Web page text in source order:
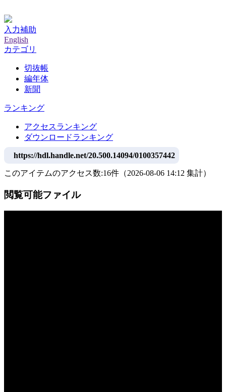
入力補助
English
カテゴリ
切抜帳
編年体
新聞
ランキング
アクセスランキング
ダウンロードランキング
https://hdl.handle.net/20.500.14094/0100357442
このアイテムのアクセス数:16件 （2026-08-06 14:12 集計）
閲覧可能ファイル